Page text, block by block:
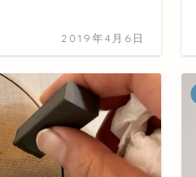
2019年4月6日